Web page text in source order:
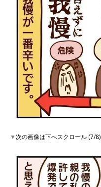
▼次の画像は下へスクロール (7/8)